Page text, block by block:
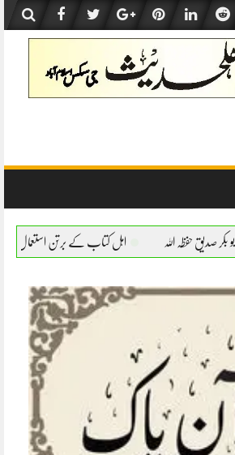
اہل کتاب کے برتن استعمال کرنے کا بیان – مولانا ابو بکر صدیق